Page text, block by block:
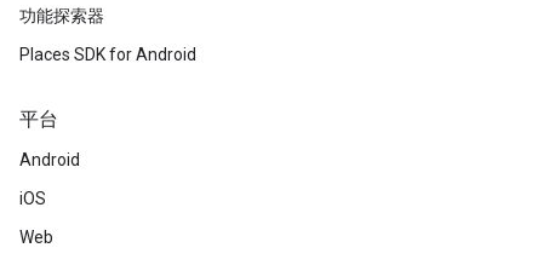
功能探索器
Places SDK for Android
平台
Android
iOS
Web